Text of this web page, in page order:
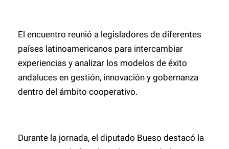
El encuentro reunió a legisladores de diferentes
países latinoamericanos para intercambiar
experiencias y analizar los modelos de éxito
andaluces en gestión, innovación y gobernanza
dentro del ámbito cooperativo.
Durante la jornada, el diputado Bueso destacó la